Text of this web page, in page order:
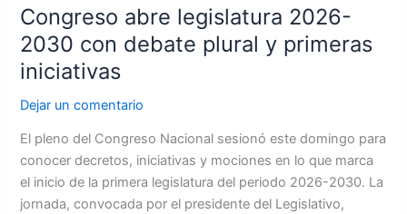
Congreso abre legislatura 2026-
2030 con debate plural y primeras
iniciativas
Dejar un comentario
El pleno del Congreso Nacional sesionó este domingo para
conocer decretos, iniciativas y mociones en lo que marca
el inicio de la primera legislatura del periodo 2026-2030. La
jornada, convocada por el presidente del Legislativo,
primeras
iniciativas